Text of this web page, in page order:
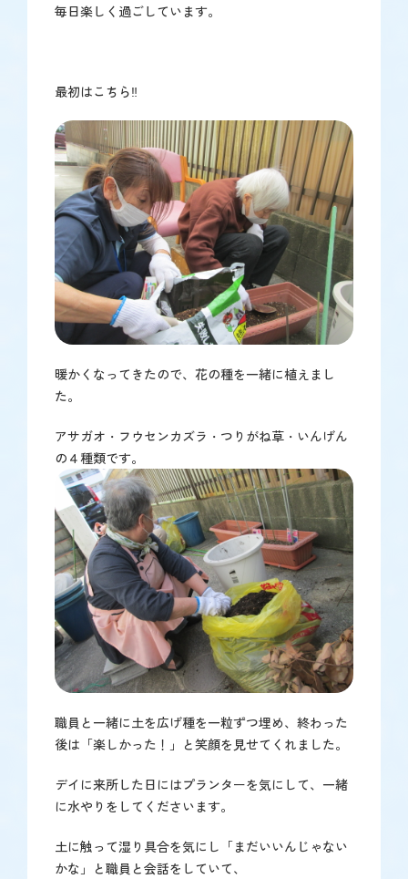
毎日楽しく過ごしています。
最初はこちら‼
暖かくなってきたので、花の種を一緒に植えまし
た。
アサガオ・フウセンカズラ・つりがね草・いんげん
の４種類です。
職員と一緒に土を広げ種を一粒ずつ埋め、終わった
後は「楽しかった！」と笑顔を見せてくれました。
デイに来所した日にはプランターを気にして、一緒
に水やりをしてくださいます。
土に触って湿り具合を気にし「まだいいんじゃない
かな」と職員と会話をしていて、